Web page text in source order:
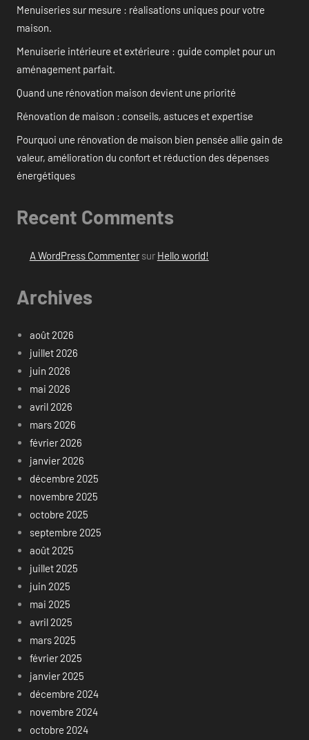
Menuiseries sur mesure : réalisations uniques pour votre
maison.
Menuiserie intérieure et extérieure : guide complet pour un
aménagement parfait.
Quand une rénovation maison devient une priorité
Rénovation de maison : conseils, astuces et expertise
Pourquoi une rénovation de maison bien pensée allie gain de
valeur, amélioration du confort et réduction des dépenses
énergétiques
Recent Comments
A WordPress Commentersur Hello world!
Archives
août 2026
juillet 2026
juin 2026
mai 2026
avril 2026
mars 2026
février 2026
janvier 2026
décembre 2025
novembre 2025
octobre 2025
septembre 2025
août 2025
juillet 2025
juin 2025
mai 2025
avril 2025
mars 2025
février 2025
janvier 2025
décembre 2024
novembre 2024
octobre 2024